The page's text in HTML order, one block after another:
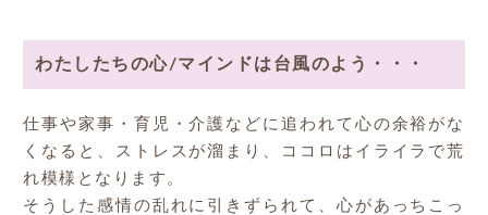
わたしたちの心/マインドは台風のよう・・・
仕事や家事・育児・介護などに追われて心の余裕がな
くなると、ストレスが溜まり、ココロはイライラで荒
れ模様となります。
そうした感情の乱れに引きずられて、心があっちこっ